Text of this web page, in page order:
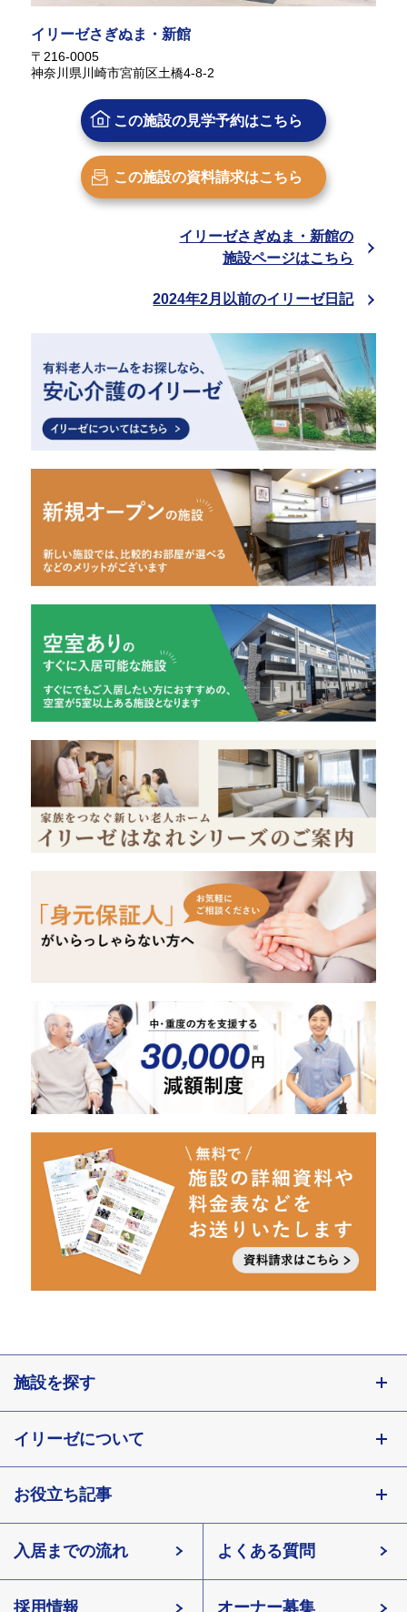
イリーゼさぎぬま・新館
〒216-0005
神奈川県川崎市宮前区土橋4-8-2
この施設の見学予約はこちら
この施設の資料請求はこちら
イリーゼさぎぬま・新館の
施設ページはこちら
2024年2月以前のイリーゼ日記
施設を探す
東京都
埼玉県
北海道 宮城県
長野県 愛知県
イリーゼについて
会社概要
有料老人ホームイリーゼとは
イリーゼが選ばれる理由
お役立ち記事
知っておきたい介護の知識
介護用語をわかりやすく説明
入居までの流れ よくある質問
採用情報 オーナー募集